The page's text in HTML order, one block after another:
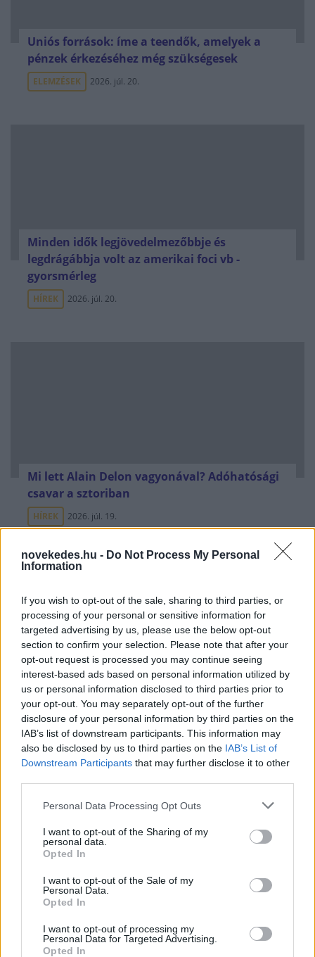
novekedes.hu - Do Not Process My Personal
Information
If you wish to opt-out of the sale, sharing to third parties, or
processing of your personal or sensitive information for
targeted advertising by us, please use the below opt-out
section to confirm your selection. Please note that after your
opt-out request is processed you may continue seeing
interest-based ads based on personal information utilized by
us or personal information disclosed to third parties prior to
your opt-out. You may separately opt-out of the further
disclosure of your personal information by third parties on the
IAB’s list of downstream participants. This information may
also be disclosed by us to third parties on the IAB’s List of
Downstream Participants that may further disclose it to other
Please note that this website/app uses one or more Google
not limited to your visit or usage behaviour. You may click to
grant or deny consent to Google and its third-party tags to
use your data for below specified purposes in below Google
consent section.
Personal Data Processing Opt Outs
I want to opt-out of the Sharing of my
personal data.
Opted In
I want to opt-out of the Sale of my
Personal Data.
Opted In
I want to opt-out of processing my
Personal Data for Targeted Advertising.
Opted In
Uniós források: íme a teendők, amelyek a
pénzek érkezéséhez még szükségesek
ELEMZÉSEK 2026. júl. 20.
Minden idők legjövedelmezőbbje és
legdrágábbja volt az amerikai foci vb -
gyorsmérleg
HÍREK 2026. júl. 20.
Mi lett Alain Delon vagyonával? Adóhatósági
csavar a sztoriban
HÍREK 2026. júl. 19.
FRISS HÍREK
Hatalmas pofont kapott Trump Izraeltől:
elutasították a "történelmi
békemegállapodását"
HÍREK 2 órája
Megjött a kimutatás: ennyi áramot sikerült
megtakarítani a vonatlassításokkal
HÍREK 5 órája
Olasz lap: dzsihadista hálózatokra és a